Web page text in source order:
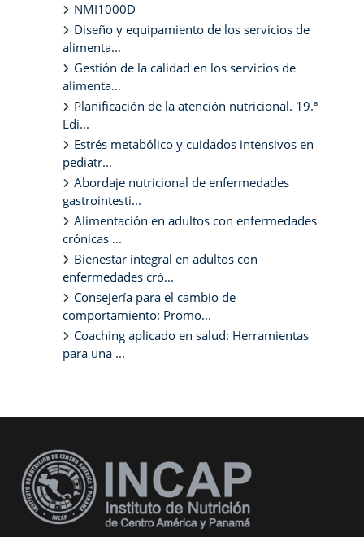
NMI1000D
Diseño y equipamiento de los servicios de
alimenta...
Gestión de la calidad en los servicios de
alimenta...
Planificación de la atención nutricional. 19.ª
Edi...
Estrés metabólico y cuidados intensivos en
pediatr...
Abordaje nutricional de enfermedades
gastrointesti...
Alimentación en adultos con enfermedades
crónicas ...
Bienestar integral en adultos con
enfermedades cró...
Consejería para el cambio de
comportamiento: Promo...
Coaching aplicado en salud: Herramientas
para una ...
Bloques suplementarios